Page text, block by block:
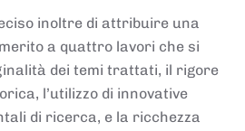
inoltre di attribuire una
a quattro lavori che si
dei temi trattati, il rigore
l’utilizzo di innovative
di ricerca, e la ricchezza